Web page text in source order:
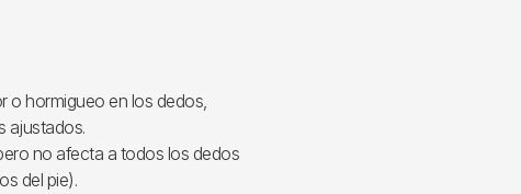
o hormigueo en los dedos,
ajustados.
no afecta a todos los dedos
del pie).